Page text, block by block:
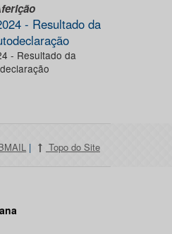
- Resultado da
- Resultado da
| Topo do Site